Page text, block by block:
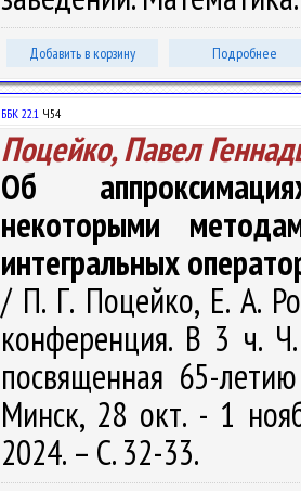
Добавить в корзину Подробнее
ББК 22.1 Ч54
Поцейко, Павел
Об
некоторыми
интегральных
/ П. Г. Поцейко, Е. А.
конференция. В 3 ч.
посвященная 65-
Минск, 28 окт. - 1
2024. – С. 32-33.